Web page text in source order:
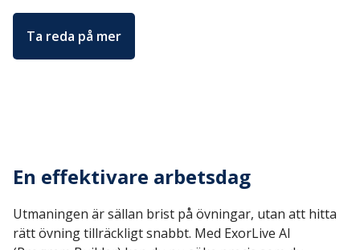
Ta reda på mer
En effektivare arbetsdag
Utmaningen är sällan brist på övningar, utan att hitta
rätt övning tillräckligt snabbt. Med ExorLive AI